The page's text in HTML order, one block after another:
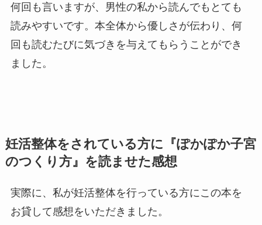
何回も言いますが、男性の私から読んでもとても
読みやすいです。本全体から優しさが伝わり、何
回も読むたびに気づきを与えてもらうことができ
ました。
妊活整体をされている方に『ぽかぽか子宮
のつくり方』を読ませた感想
実際に、私が妊活整体を行っている方にこの本を
お貸して感想をいただきました。